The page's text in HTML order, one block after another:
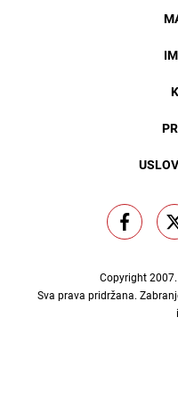
Copyright
Sva prava pridržana.